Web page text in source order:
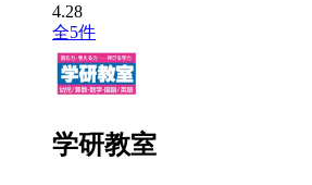
4.28
全5件
学研教室